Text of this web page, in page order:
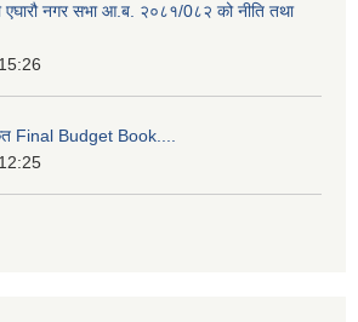
एघारौ नगर सभा आ.ब. २०८१/0८२ को नीति तथा
Final Budget Book....